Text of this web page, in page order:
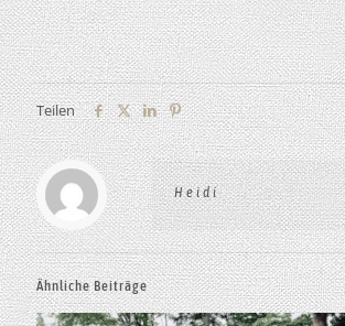
Teilen
Heidi
Ähnliche Beiträge